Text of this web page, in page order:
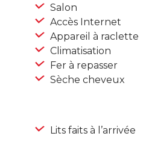
Salon
Accès Internet
Appareil à raclette
Climatisation
Fer à repasser
Sèche cheveux
Lits faits à l’arrivée